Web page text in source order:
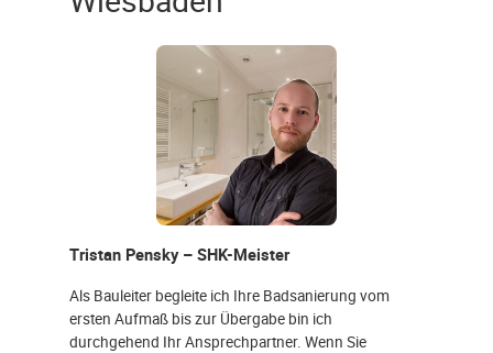
Tristan Pensky – SHK-Meister
Als Bauleiter begleite ich Ihre Badsanierung vom
ersten Aufmaß bis zur Übergabe bin ich
durchgehend Ihr Ansprechpartner. Wenn Sie